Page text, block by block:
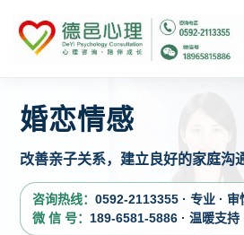
婚恋情感
改善亲子关系，建立良好的家庭沟
咨询热线： 0592-2113355 · 专业 · 审
微 信 号： 189-6581-5886 · 温暖支持